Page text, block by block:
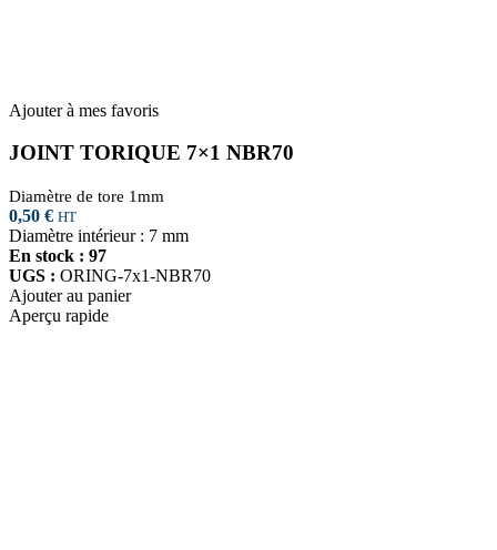
Ajouter à mes favoris
JOINT TORIQUE 7×1 NBR70
Diamètre de tore 1mm
0,50 € HT
Diamètre intérieur : 7 mm
En stock : 97
UGS : ORING-7x1-NBR70
Ajouter au panier
Aperçu rapide